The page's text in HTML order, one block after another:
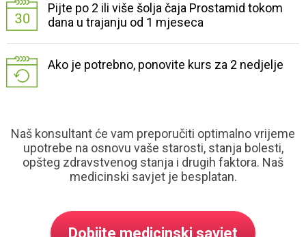
Pijte po 2 ili više šolja čaja Prostamid tokom
dana u trajanju od 1 mjeseca
Ako je potrebno, ponovite kurs za 2 nedjelje
Naš konsultant će vam preporučiti optimalno vrijeme
upotrebe na osnovu vaše starosti, stanja bolesti,
opšteg zdravstvenog stanja i drugih faktora. Naš
medicinski savjet je besplatan.
Dobijte medicinski savjet